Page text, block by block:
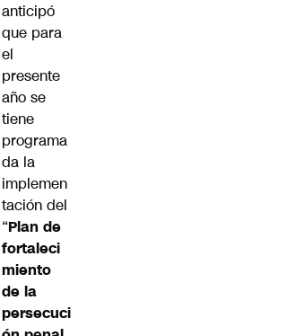
anticipó
que para
el
presente
año se
tiene
programa
da la
implemen
tación del
“Plan de
fortaleci
miento
de la
persecuci